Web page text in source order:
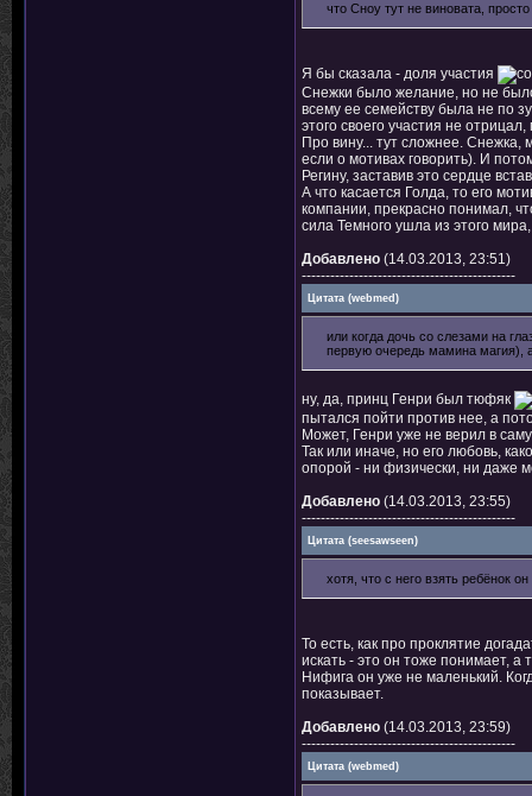
что Сноу тут не виновата,
Я бы сказала - доля участия
Снежки было желание, но не
всему ее семейству была не по
этого своего участия не
Про вину... тут сложнее.
если о мотивах говорить). И
Регину, заставив это сердце
А что касается Голда, то его
компании, прекрасно понимал,
сила Темного ушла из этого
Добавлено (14.03.2013, 23:51)
---------------------------------------------
Цитата (webmed )
или когда дочь со слезами на
первую очередь мамина магия),
ну, да, принц Генри был тюфяк
пытался пойти против нее, а
Может, Генри уже не верил в
Так или иначе, но его любовь,
опорой - ни физически, ни даже
Добавлено (14.03.2013, 23:55)
---------------------------------------------
Цитата (seesawseen)
хотя, что с него взять ребёнок
То есть, как про проклятие
искать - это он тоже понимает, а
Нифига он уже не маленький.
показывает.
Добавлено (14.03.2013, 23:59)
---------------------------------------------
Цитата (webmed )